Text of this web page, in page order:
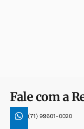
Fale com a
(71) 99601-0020